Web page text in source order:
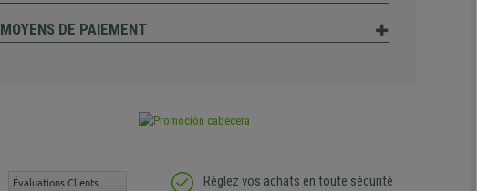
MOYENS DE PAIEMENT
Évaluations Clients Réglez vos achats en toute sécurité